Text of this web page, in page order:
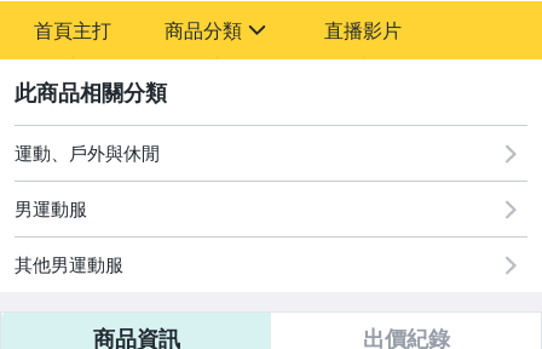
首頁主打 商品分類
圖書/影音/文具
男性精品與服飾
運動、戶外與休閒
直播影片
運動、戶外與休閒
男運動服
其他男運動服
商品資訊 出價紀錄